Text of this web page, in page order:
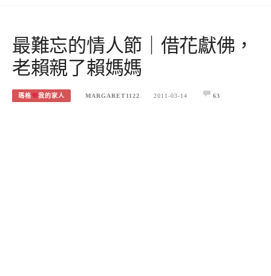
最難忘的情人節｜借花獻佛，
老賴親了賴媽媽
瑪格 我的家人 MARGARET1122 2011-03-14 63